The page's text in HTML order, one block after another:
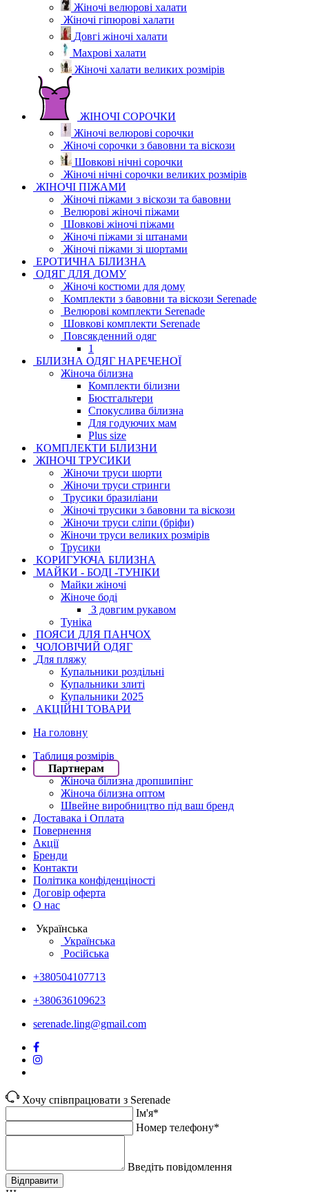
Жіночі велюрові халати
Жіночі гіпюрові халати
Довгі жіночі халати
Махрові халати
Жіночі халати великих розмірів
ЖІНОЧІ СОРОЧКИ
Жіночі велюрові сорочки
Жіночі сорочки з бавовни та віскози
Шовкові нічні сорочки
Жіночі нічні сорочки великих розмірів
ЖІНОЧІ ПІЖАМИ
Жіночі піжами з віскози та бавовни
Велюрові жіночі піжами
Шовкові жіночі піжами
Жіночі піжами зі штанами
Жіночі піжами зі шортами
ЕРОТИЧНА БІЛИЗНА
ОДЯГ ДЛЯ ДОМУ
Жіночі костюми для дому
Комплекти з бавовни та віскози Serenade
Велюрові комплекти Serenade
Шовкові комплекти Serenade
Повсякденний одяг
1
БІЛИЗНА ОДЯГ НАРЕЧЕНОЇ
Жіноча білизна
Комплекти білизни
Бюстгальтери
Спокуслива білизна
Для годуючих мам
Plus size
КОМПЛЕКТИ БІЛИЗНИ
ЖІНОЧІ ТРУСИКИ
Жіночи труси шорти
Жіночи труси стринги
Трусики бразиліани
Жіночі трусики з бавовни та віскози
Жіночи труси сліпи (бріфи)
Жіночи труси великих розмірів
Трусики
КОРИГУЮЧА БІЛИЗНА
МАЙКИ - БОДІ -ТУНІКИ
Майки жіночі
Жіноче боді
З довгим рукавом
Туніка
ПОЯСИ ДЛЯ ПАНЧОХ
ЧОЛОВІЧИЙ ОДЯГ
Для пляжу
Купальники роздільні
Купальники злиті
Купальники 2025
АКЦІЙНІ ТОВАРИ
На головну
Таблиця розмірів
Партнерам
Жіноча білизна дропшипінг
Жіноча білизна оптом
Швейне виробництво під ваш бренд
Доставака і Оплата
Повернення
Акції
Бренди
Контакти
Політика конфіденціності
Договір оферта
О нас
Українська
Українська
Російська
+380504107713
+380636109623
serenade.ling@gmail.com
Хочу співпрацювати з Serenade
Ім'я*
Номер телефону*
Введіть повідомлення
Відправити